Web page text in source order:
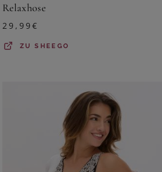
Relaxhose
29,99€
ZUSHEEGO